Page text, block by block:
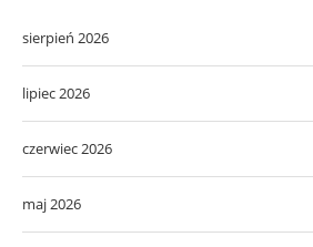
sierpień 2026
lipiec 2026
czerwiec 2026
maj 2026